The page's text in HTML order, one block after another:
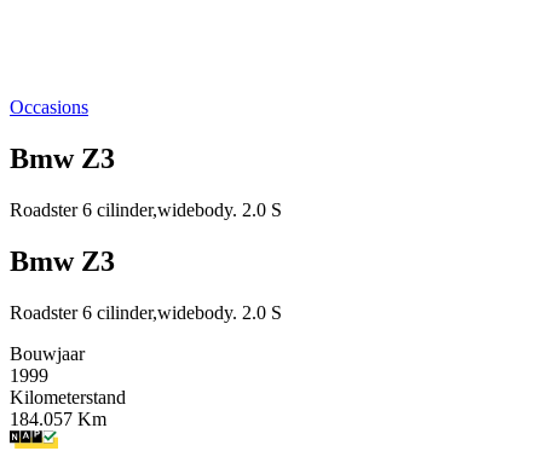
Occasions
Bmw Z3
Roadster 6 cilinder,widebody. 2.0 S
Bmw Z3
Roadster 6 cilinder,widebody. 2.0 S
Bouwjaar
1999
Kilometerstand
184.057 Km